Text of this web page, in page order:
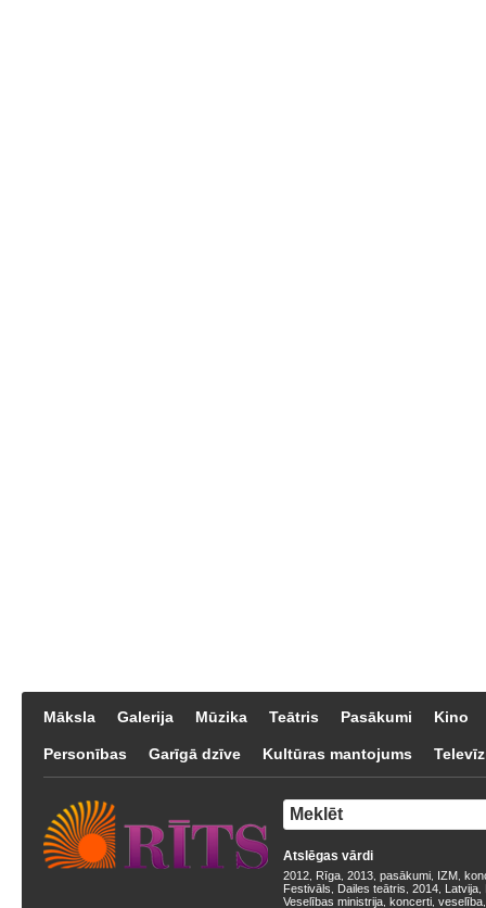
Māksla Galerija Mūzika Teātris Pasākumi Kino
Personības Garīgā dzīve Kultūras mantojums
Atslēgas vārdi
2012 Rīga 2013 pasākumi IZM
Festivāls
Dailes teātris 2014 Latvija
Veselības ministrija koncerti veselība